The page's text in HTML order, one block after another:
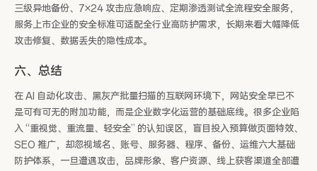
三级异地备份、7×24 攻击应急响应、定期渗透测试全流程安全服务，
服务上市企业的安全标准可适配全行业高防护需求，长期来看大幅降低
攻击修复、数据丢失的隐性成本。
六、总结
在 AI 自动化攻击、黑灰产批量扫描的互联网环境下，网站安全早已不
是可有可无的附加功能，而是企业数字化运营的基础底线。很多企业陷
入 “重视觉、重流量、轻安全” 的认知误区，盲目投入预算做页面特效、
SEO 推广，却忽视域名、账号、服务器、程序、备份、运维六大基础
防护体系，一旦遭遇攻击，品牌形象、客户资源、线上获客渠道全部遭